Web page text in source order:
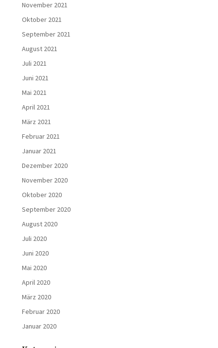
November 2021
Oktober 2021
September 2021
August 2021
Juli 2021
Juni 2021
Mai 2021
April 2021
März 2021
Februar 2021
Januar 2021
Dezember 2020
November 2020
Oktober 2020
September 2020
August 2020
Juli 2020
Juni 2020
Mai 2020
April 2020
März 2020
Februar 2020
Januar 2020